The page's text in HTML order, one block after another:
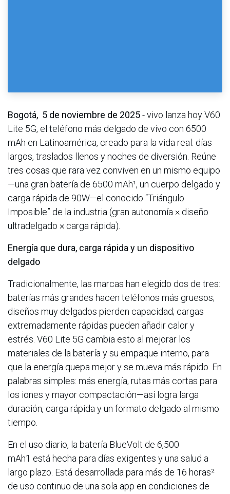
Bogotá, 5 de noviembre de 2025- vivo lanza hoy V60
Lite 5G, el teléfono más delgado de vivo con 6500
mAh en Latinoamérica, creado para la vida real: días
largos, traslados llenos y noches de diversión. Reúne
tres cosas que rara vez conviven en un mismo equipo
—una gran batería de 6500 mAh¹, un cuerpo delgado y
carga rápida de 90W—el conocido “Triángulo
Imposible” de la industria (gran autonomía × diseño
ultradelgado × carga rápida).
Energía que dura, carga rápida y un dispositivo
delgado
Tradicionalmente, las marcas han elegido dos de tres:
baterías más grandes hacen teléfonos más gruesos;
diseños muy delgados pierden capacidad; cargas
extremadamente rápidas pueden añadir calor y
estrés. V60 Lite 5G cambia esto al mejorar los
materiales de la batería y su empaque interno, para
que la energía quepa mejor y se mueva más rápido. En
palabras simples: más energía, rutas más cortas para
los iones y mayor compactación—así logra larga
duración, carga rápida y un formato delgado al mismo
tiempo.
En el uso diario, la batería BlueVolt de 6,500
mAh1 está hecha para días exigentes y una salud a
largo plazo. Está desarrollada para más de 16 horas²
de uso continuo de una sola app en condiciones de